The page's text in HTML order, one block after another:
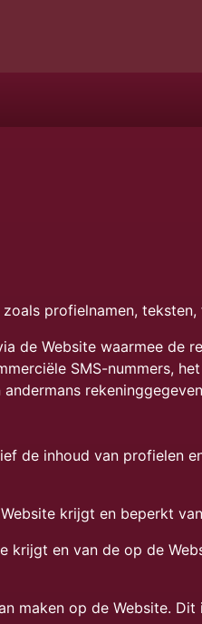
profielnamen,
de Website waarmee de
SMS-nummers,
de inhoud van profielen
krijgt en beperkt
en van de op de
maken op de Website.